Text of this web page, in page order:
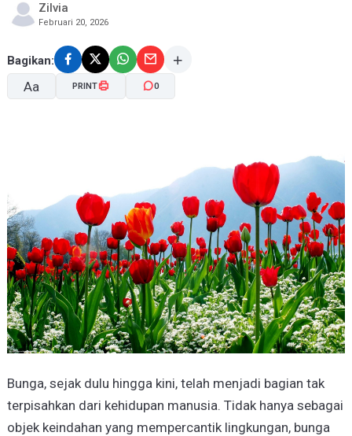
Zilvia
Februari 20, 2026
Bagikan:
Aa PRINT 0
Bunga, sejak dulu hingga kini, telah menjadi bagian tak
terpisahkan dari kehidupan manusia. Tidak hanya sebagai
objek keindahan yang mempercantik lingkungan, bunga